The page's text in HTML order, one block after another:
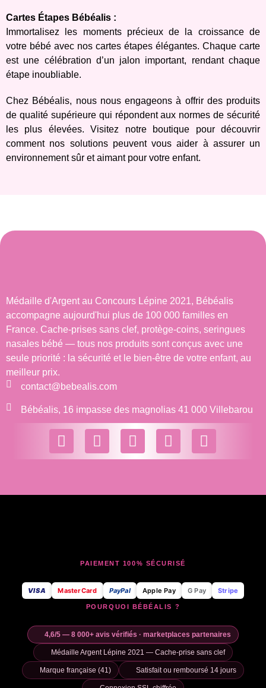
Cartes Étapes Bébéalis :
Immortalisez les moments précieux de la croissance de
votre bébé avec nos cartes étapes élégantes. Chaque carte
est une célébration d’un jalon important, rendant chaque
étape inoubliable.
Chez Bébéalis, nous nous engageons à offrir des produits
de qualité supérieure qui répondent aux normes de sécurité
les plus élevées. Visitez notre boutique pour découvrir
comment nos solutions peuvent vous aider à assurer un
environnement sûr et aimant pour votre enfant.
Médaille d'Argent au Concours Lépine 2021, Bébéalis
accompagne aujourd'hui plus de 100 000 familles en
France. Cache-prises sans clef, protège-coins, seringues
nasales bébé — tous nos produits sont conçus avec une
seule priorité : la sécurité et le bien-être de votre enfant, au
meilleur prix.
contact@bebealis.com
Bébéalis, 16 impasse des magnolias 41 000 Villebarou
PAIEMENT 100% SÉCURISÉ
VISA MasterCard PayPal Apple Pay G Pay Stripe
POURQUOI BÉBÉALIS ?
4,6/5 — 8 000+ avis vérifiés · marketplaces partenaires
Médaille Argent Lépine 2021 — Cache-prise sans clef
Marque française (41) Satisfait ou remboursé 14 jours